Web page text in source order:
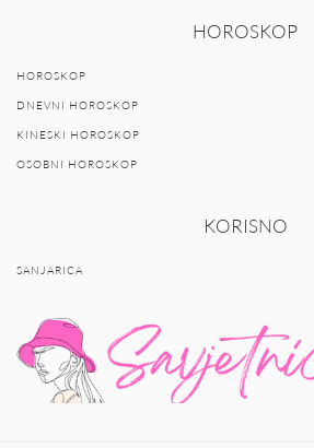
HOROSKOP
HOROSKOP
DNEVNI HOROSKOP
KINESKI HOROSKOP
OSOBNI HOROSKOP
KORISNO
SANJARICA